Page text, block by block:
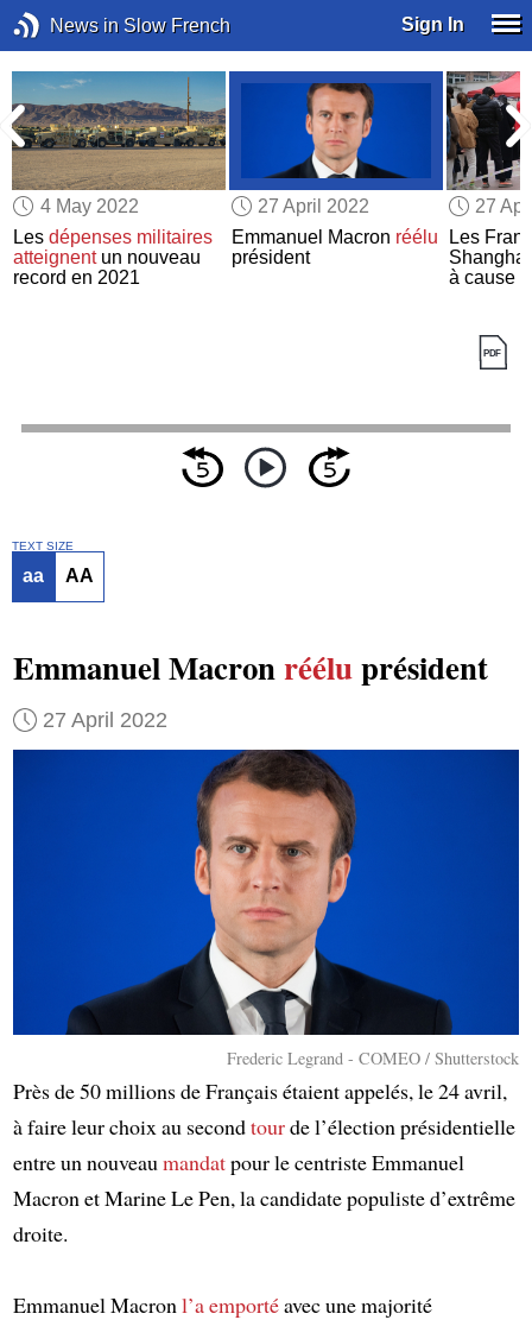
News in Slow French Sign In
4 May 2022
Lesdépenses militaires
atteignentun nouveau
record en 2021
27 April 2022
Emmanuel Macron réélu
président
27
Les
à cause
TEXT SIZE
aa AA
Emmanuel Macronrééluprésident
27 April 2022
Frederic Legrand - COMEO / Shutterstock
Près de 50 millions de Français étaient appelés, le 24 avril,
à faire leur choix au secondtourde l’élection présidentielle
entre un nouveaumandatpour le centriste Emmanuel
Macron et Marine Le Pen, la candidate populiste d’extrême
droite.
Emmanuel Macronl’a emportéavec une majorité